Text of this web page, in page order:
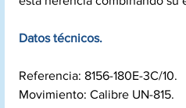
Datos técnicos.
Referencia: 8156-180E-3C/10.
Movimiento: Calibre UN-815.